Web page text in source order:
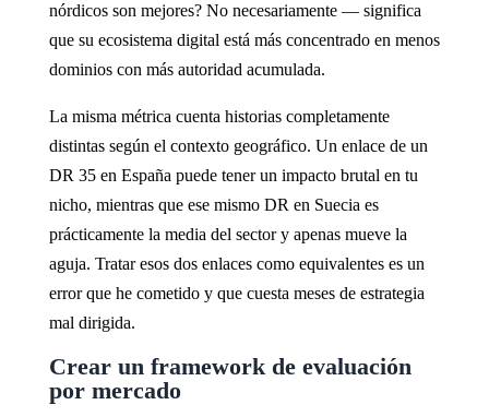
nórdicos son mejores? No necesariamente — significa
que su ecosistema digital está más concentrado en menos
dominios con más autoridad acumulada.
La misma métrica cuenta historias completamente
distintas según el contexto geográfico. Un enlace de un
DR 35 en España puede tener un impacto brutal en tu
nicho, mientras que ese mismo DR en Suecia es
prácticamente la media del sector y apenas mueve la
aguja. Tratar esos dos enlaces como equivalentes es un
error que he cometido y que cuesta meses de estrategia
mal dirigida.
Crear un framework de evaluación
por mercado